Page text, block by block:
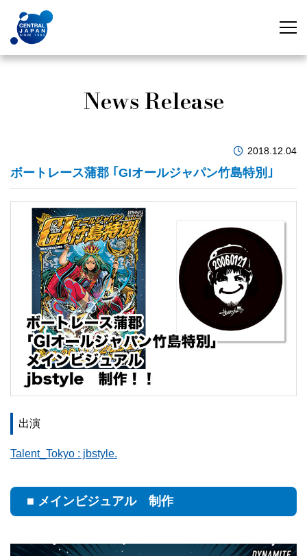
News Release
2018.12.04
ボートレース蒲郡 ｢GIオールジャパン竹島特別｣
出演
Talent_Tokyo : jbstyle.
■ メインビジュアル 制作